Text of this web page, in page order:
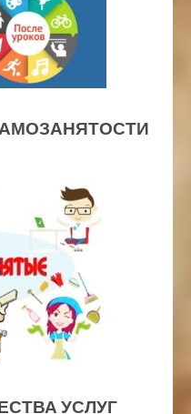
УСЛУГ